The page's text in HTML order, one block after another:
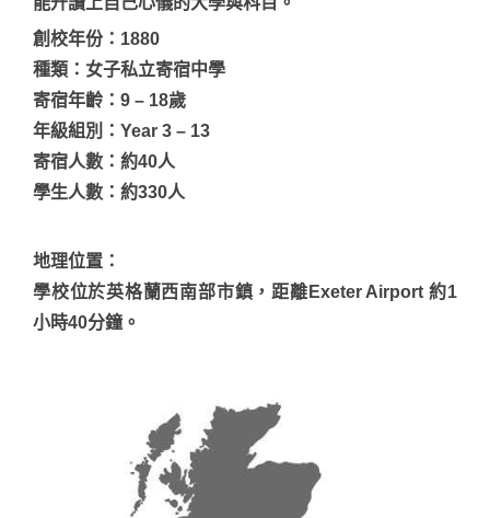
創校年份：1880
種類：女子私立寄宿中學
寄宿年齡：9 – 18歲
年級組別：Year 3 – 13
寄宿人數：約40人
學生人數：約330人
地理位置 ：
學校位於英格蘭西南部市鎮，距離Exeter Airport 約1
小時40分鐘。